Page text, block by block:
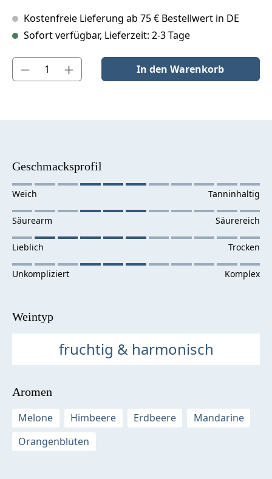
Kostenfreie Lieferung ab 75 € Bestellwert in DE
Sofort verfügbar, Lieferzeit: 2-3 Tage
Produkt Anzahl: Gib den gewünschten Wert ein oder benutze
In den Warenkorb
Geschmacksprofil
Weintyp
fruchtig & harmonisch
Aromen
Melone
Himbeere Erdbeere
Mandarine
Orangenblüten